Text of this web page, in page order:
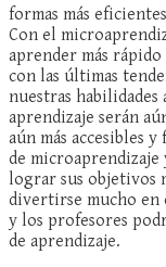
formas más
Con el
aprender más
con las últimas
nuestras habilidades
aprendizaje serán
aún más accesibles
de microaprendizaje
lograr sus objetivos
divertirse mucho en
y los profesores
de aprendizaje.